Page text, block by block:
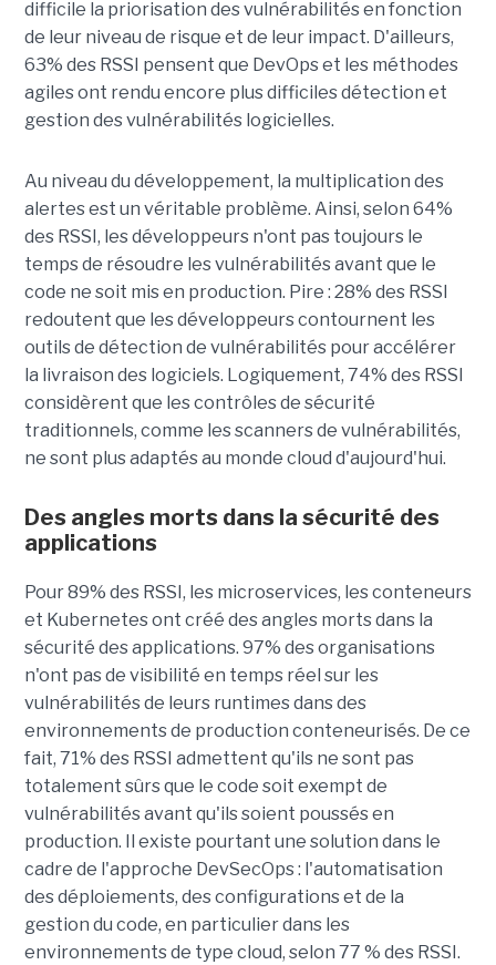
difficile la priorisation des vulnérabilités en fonction
de leur niveau de risque et de leur impact. D'ailleurs,
63% des RSSI pensent que DevOps et les méthodes
agiles ont rendu encore plus difficiles détection et
gestion des vulnérabilités logicielles.
Au niveau du développement, la multiplication des
alertes est un véritable problème. Ainsi, selon 64%
des RSSI, les développeurs n'ont pas toujours le
temps de résoudre les vulnérabilités avant que le
code ne soit mis en production. Pire : 28% des RSSI
redoutent que les développeurs contournent les
outils de détection de vulnérabilités pour accélérer
la livraison des logiciels. Logiquement, 74% des RSSI
considèrent que les contrôles de sécurité
traditionnels, comme les scanners de vulnérabilités,
ne sont plus adaptés au monde cloud d'aujourd'hui.
Des angles morts dans la sécurité des
applications
Pour 89% des RSSI, les microservices, les conteneurs
et Kubernetes ont créé des angles morts dans la
sécurité des applications. 97% des organisations
n'ont pas de visibilité en temps réel sur les
vulnérabilités de leurs runtimes dans des
environnements de production conteneurisés. De ce
fait, 71% des RSSI admettent qu'ils ne sont pas
totalement sûrs que le code soit exempt de
vulnérabilités avant qu'ils soient poussés en
production. Il existe pourtant une solution dans le
cadre de l'approche DevSecOps : l'automatisation
des déploiements, des configurations et de la
gestion du code, en particulier dans les
environnements de type cloud, selon 77 % des RSSI.